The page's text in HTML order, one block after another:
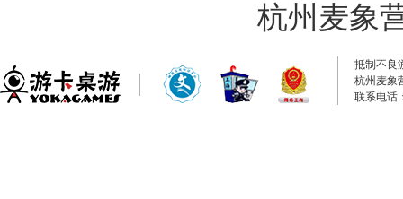
杭州麦象
抵制不良
杭州麦象
联系电话